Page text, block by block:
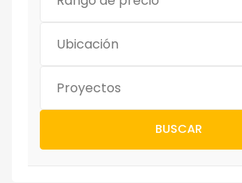
Ubicación
Proyectos
BUSCAR